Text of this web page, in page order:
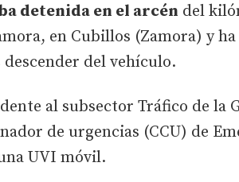
detenida en el arcén del
en Cubillos (Zamora) y
del vehículo.
al subsector Tráfico de la
de urgencias (CCU) de
UVI móvil.